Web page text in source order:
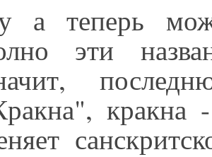
а теперь
эти
кракна